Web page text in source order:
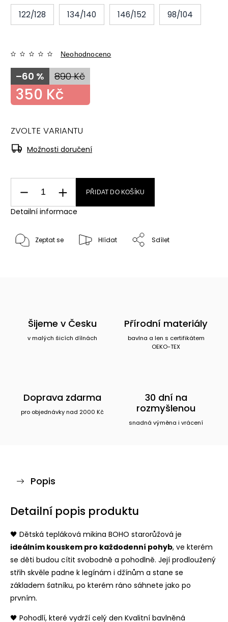
122/128
134/140 146/152 98/104
Neohodnoceno
890 Kč
–60 %
350 Kč
ZVOLTE VARIANTU
Možnosti doručení
PŘIDAT DO KOŠÍKU
Detailní informace
Zeptat se Hlídat Sdílet
Šijeme v Česku
v malých šicích dílnách
Přírodní materiály
bavlna a len s certifikátem
OEKO-TEX
Doprava zdarma
pro objednávky nad 2000 Kč
30 dní na
rozmyšlenou
snadná výměna i vrácení
Popis
Detailní popis produktu
🖤 Dětská tepláková mikina BOHO starorůžová je
ideálním kouskem pro každodenní pohyb, ve kterém
se děti budou cítit svobodně a pohodlně. Její prodloužený
střih skvěle padne k legínám i džínům a stane se
základem šatníku, po kterém ráno sáhnete jako po
prvním.
🖤 Pohodlí, které vydrží celý den Kvalitní bavlněná